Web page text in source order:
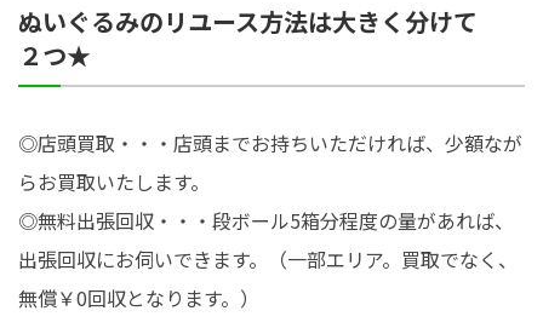
ぬいぐるみのリユース方法は大きく分けて
２つ★
◎店頭買取・・・店頭までお持ちいただければ、少額なが
らお買取いたします。
◎無料出張回収・・・段ボール5箱分程度の量があれば、
出張回収にお伺いできます。（一部エリア。買取でなく、
無償￥0回収となります。）